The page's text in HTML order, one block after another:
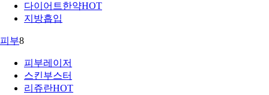
다이어트한약HOT
지방흡입
피부8
피부레이저
스킨부스터
리쥬란HOT